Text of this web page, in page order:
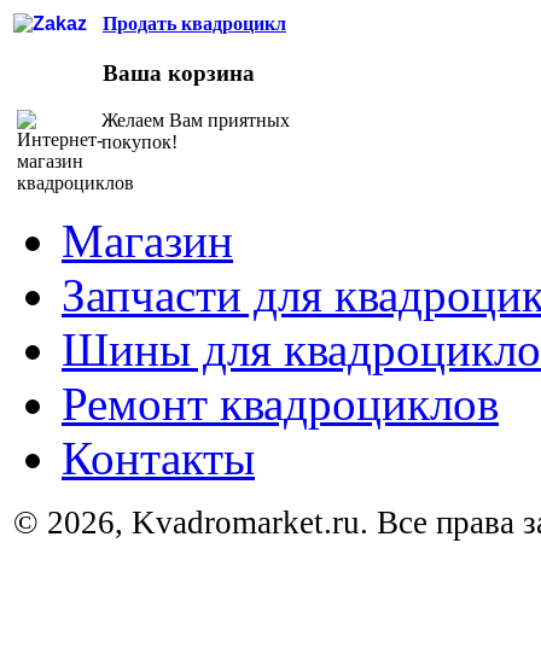
Продать квадроцикл
Ваша корзина
Желаем Вам приятных
покупок!
Магазин
Запчасти для
Шины для
Ремонт квадроциклов
Контакты
© 2026, Kvadromarket.ru. Все права